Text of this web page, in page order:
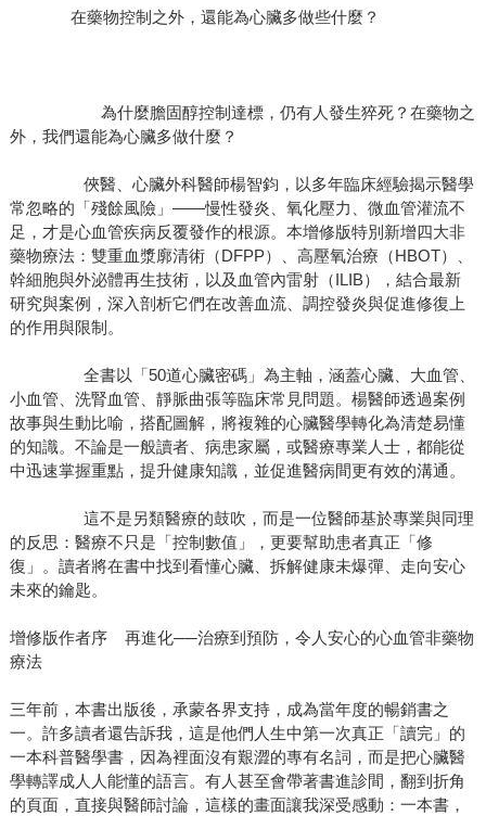
在藥物控制之外，還能為心臟多做些什麼？
為什麼膽固醇控制達標，仍有人發生猝死？在藥物之
外，我們還能為心臟多做什麼？
俠醫、心臟外科醫師楊智鈞，以多年臨床經驗揭示醫學
常忽略的「殘餘風險」——慢性發炎、氧化壓力、微血管灌流不
足，才是心血管疾病反覆發作的根源。本增修版特別新增四大非
藥物療法：雙重血漿廓清術（DFPP）、高壓氧治療（HBOT）、
幹細胞與外泌體再生技術，以及血管內雷射（ILIB），結合最新
研究與案例，深入剖析它們在改善血流、調控發炎與促進修復上
的作用與限制。
全書以「50道心臟密碼」為主軸，涵蓋心臟、大血管、
小血管、洗腎血管、靜脈曲張等臨床常見問題。楊醫師透過案例
故事與生動比喻，搭配圖解，將複雜的心臟醫學轉化為清楚易懂
的知識。不論是一般讀者、病患家屬，或醫療專業人士，都能從
中迅速掌握重點，提升健康知識，並促進醫病間更有效的溝通。
這不是另類醫療的鼓吹，而是一位醫師基於專業與同理
的反思：醫療不只是「控制數值」，更要幫助患者真正「修
復」。讀者將在書中找到看懂心臟、拆解健康未爆彈、走向安心
未來的鑰匙。
增修版作者序 再進化──治療到預防，令人安心的心血管非藥物
療法
三年前，本書出版後，承蒙各界支持，成為當年度的暢銷書之
一。許多讀者還告訴我，這是他們人生中第一次真正「讀完」的
一本科普醫學書，因為裡面沒有艱澀的專有名詞，而是把心臟醫
學轉譯成人人能懂的語言。有人甚至會帶著書進診間，翻到折角
的頁面，直接與醫師討論，這樣的畫面讓我深受感動：一本書，